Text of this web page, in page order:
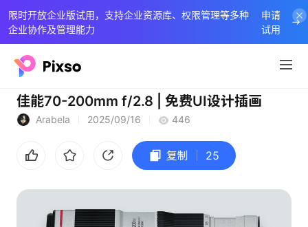
限时开放企业版试用，支持企业资源库、权限管理等多种
企业协作及管理能力
申请
试用
佳能70-200mm f/2.8 | 免费UI设计插画
Arabela 2025/09/16 446
复制 25